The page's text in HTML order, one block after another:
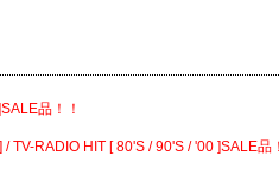
品！！
TV-RADIO HIT [ 80'S / 90'S / '00 ]SALE品